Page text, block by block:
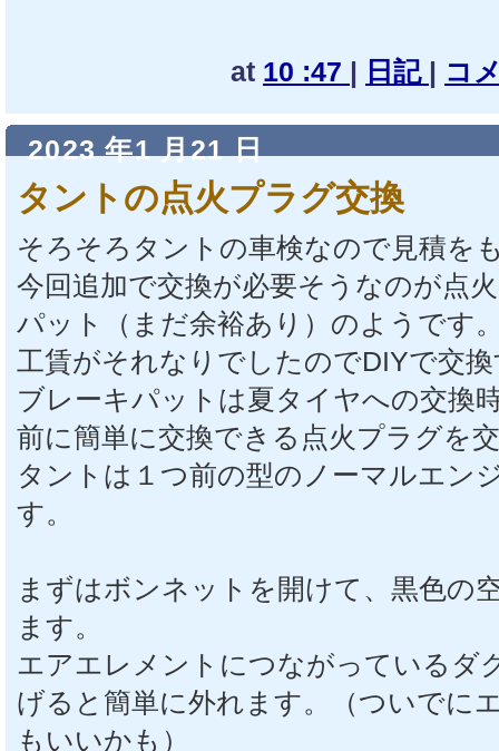
at 10 :47 | 日記 | コ
2023 年1 月21 日
タントの点火プラグ交換
そろそろタントの車検なので見積を
今回追加で交換が必要そうなのが点
パット（まだ余裕あり）のようです
工賃がそれなりでしたのでDIYで交
ブレーキパットは夏タイヤへの交換
前に簡単に交換できる点火プラグを
タントは１つ前の型のノーマルエン
す。
まずはボンネットを開けて、黒色の
ます。
エアエレメントにつながっているダ
げると簡単に外れます。（ついでに
もいいかも）